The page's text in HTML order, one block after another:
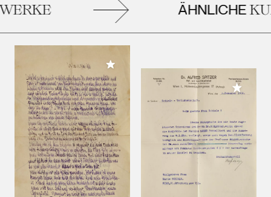
ÄHNLICHE
Meiner Sammlung hinzufügen
Meiner